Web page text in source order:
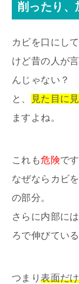
削ったり、
カビを口にし
けど昔の人が
んじゃない？
と、
見た目に
ますよね。
これも危険です
なぜならカビ
の部分。
さらに内部に
ろで伸びている
つまり表面だ